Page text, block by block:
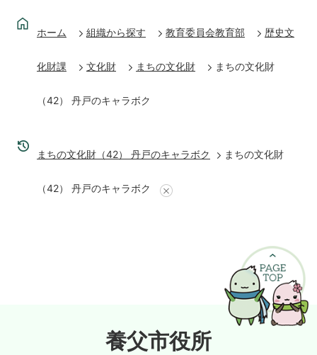
ホーム 組織から探す 教育委員会教育部 歴史文
化財課 文化財 まちの文化財 まちの文化財
（42） 丹戸のキャラボク
まちの文化財（42） 丹戸のキャラボク まちの文化財
（42） 丹戸のキャラボク
養父市役所